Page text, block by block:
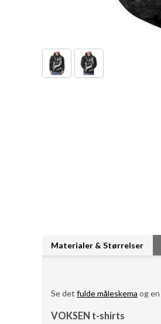
Materialer & Størrelser
Se det fulde måleskema og en
VOKSEN t-shirts